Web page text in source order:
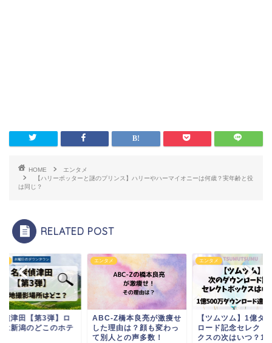
HOME
エンタメ
【ハリーポッターと謎のプリンス】ハリーやハーマイオニーは何歳？実年齢と役
は同じ？
RELATED POST
偵津田【第3弾】ロ
は新潟のどこのホテ
エンタメ
ABC-Z橋本良亮が激痩せ
した理由は？顔も変わっ
て別人との声多数！
エンタメ
【ツムツム】1億ダ
ロード記念セレクト
クスの次はいつ？1